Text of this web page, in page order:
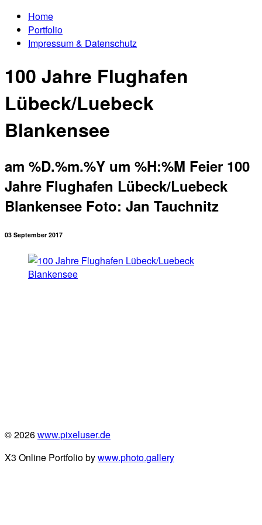
Home
Portfolio
Impressum & Datenschutz
100 Jahre Flughafen
Lübeck/Luebeck
Blankensee
am %D.%m.%Y um %H:%M Feier 100
Jahre Flughafen Lübeck/Luebeck
Blankensee Foto: Jan Tauchnitz
03 September 2017
© 2026www.pixeluser.de
X3 Online Portfolio bywww.photo.gallery